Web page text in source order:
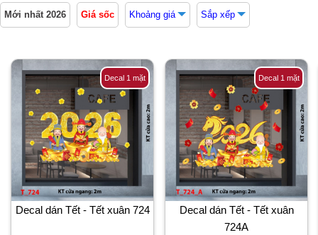
Decal dán bếp
Decal dán kính
Xốp dán tường
Sàn gỗ
Sàn nhựa
Đồng hồ
Đèn ngủ
Bán chạy
Giảm giá
Gương trang trí
Decal Halloween
Bài viết
Mới nhất 2026 Giá sốc Khoảng giá Sắp xếp
Decal 1 mặt
Decal dán Tết - Tết xuân 724
Decal 1 mặt
Decal dán Tết - Tết xuân
724A